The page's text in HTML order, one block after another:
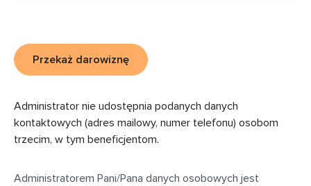
Przekaż darowiznę
Administrator nie udostępnia podanych danych
kontaktowych (adres mailowy, numer telefonu) osobom
trzecim, w tym beneficjentom.
Administratorem Pani/Pana danych osobowych jest